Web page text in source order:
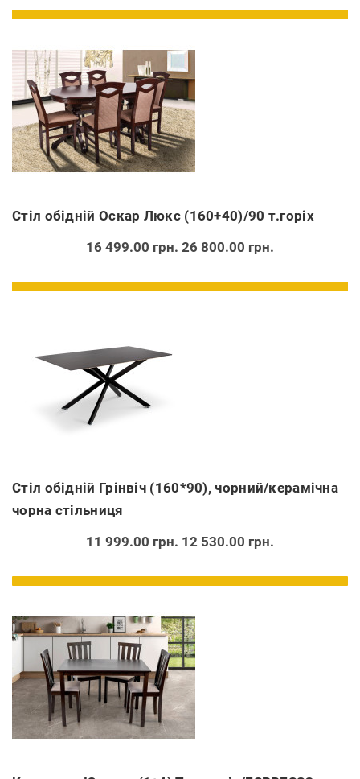
Стіл обідній Оскар Люкс (160+40)/90 т.горіх
16 499.00 грн. 26 800.00 грн.
Стіл обідній Грінвіч (160*90), чорний/керамічна
чорна стільниця
11 999.00 грн. 12 530.00 грн.